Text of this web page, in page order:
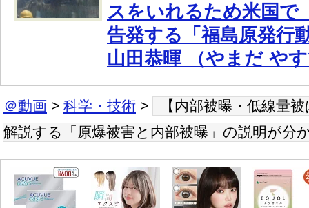
スをいれるため米国で
告発する「福島原発行
山田恭暉 （やまだ や
＠動画 > 科学・技術 >
【内部被曝・低線量
解説する「原爆被害と内部被曝」の説明が分